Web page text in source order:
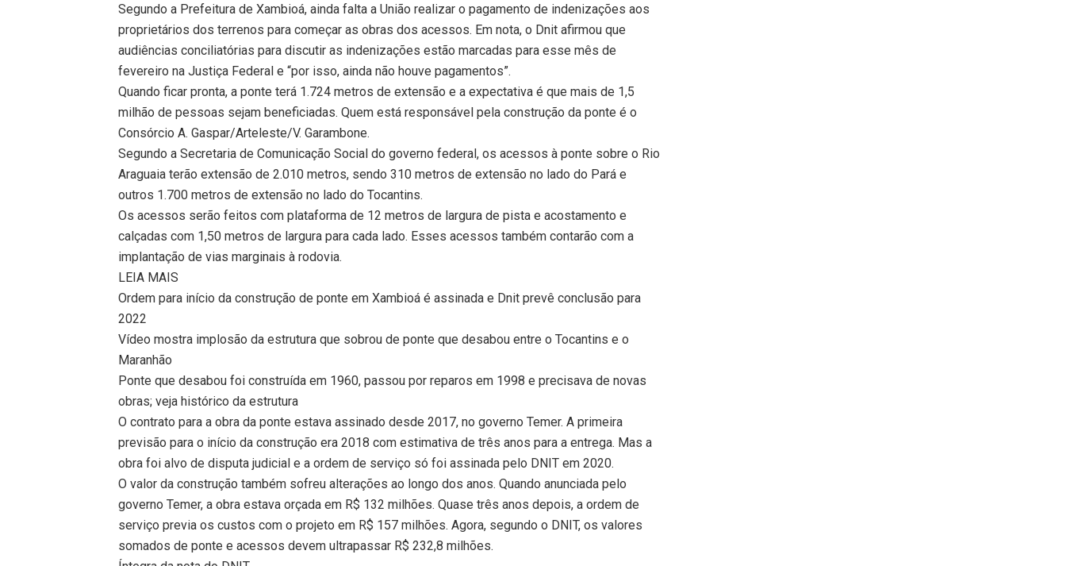
Segundo a Prefeitura de Xambioá, ainda falta a União realizar o pagamento de indenizações aos
proprietários dos terrenos para começar as obras dos acessos. Em nota, o Dnit afirmou que
audiências conciliatórias para discutir as indenizações estão marcadas para esse mês de
fevereiro na Justiça Federal e “por isso, ainda não houve pagamentos”.
Quando ficar pronta, a ponte terá 1.724 metros de extensão e a expectativa é que mais de 1,5
milhão de pessoas sejam beneficiadas. Quem está responsável pela construção da ponte é o
Consórcio A. Gaspar/Arteleste/V. Garambone.
Segundo a Secretaria de Comunicação Social do governo federal, os acessos à ponte sobre o Rio
Araguaia terão extensão de 2.010 metros, sendo 310 metros de extensão no lado do Pará e
outros 1.700 metros de extensão no lado do Tocantins.
Os acessos serão feitos com plataforma de 12 metros de largura de pista e acostamento e
calçadas com 1,50 metros de largura para cada lado. Esses acessos também contarão com a
implantação de vias marginais à rodovia.
LEIA MAIS
Ordem para início da construção de ponte em Xambioá é assinada e Dnit prevê conclusão para
2022
Vídeo mostra implosão da estrutura que sobrou de ponte que desabou entre o Tocantins e o
Maranhão
Ponte que desabou foi construída em 1960, passou por reparos em 1998 e precisava de novas
obras; veja histórico da estrutura
O contrato para a obra da ponte estava assinado desde 2017, no governo Temer. A primeira
previsão para o início da construção era 2018 com estimativa de três anos para a entrega. Mas a
obra foi alvo de disputa judicial e a ordem de serviço só foi assinada pelo DNIT em 2020.
O valor da construção também sofreu alterações ao longo dos anos. Quando anunciada pelo
governo Temer, a obra estava orçada em R$ 132 milhões. Quase três anos depois, a ordem de
serviço previa os custos com o projeto em R$ 157 milhões. Agora, segundo o DNIT, os valores
somados de ponte e acessos devem ultrapassar R$ 232,8 milhões.